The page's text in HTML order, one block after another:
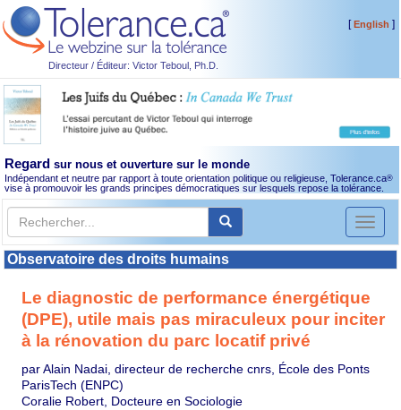
Directeur / Éditeur: Victor Teboul, Ph.D.
[English ]
Regard sur nous et ouverture sur le monde
Indépendant et neutre par rapport à toute orientation politique ou religieuse, Tolerance.ca®
vise à promouvoir les grands principes démocratiques sur lesquels repose la tolérance.
Toggle
Observatoire des droits humains
Le diagnostic de performance énergétique
(DPE), utile mais pas miraculeux pour inciter
à la rénovation du parc locatif privé
par Alain Nadai, directeur de recherche cnrs, École des Ponts
ParisTech (ENPC)
Coralie Robert, Docteure en Sociologie